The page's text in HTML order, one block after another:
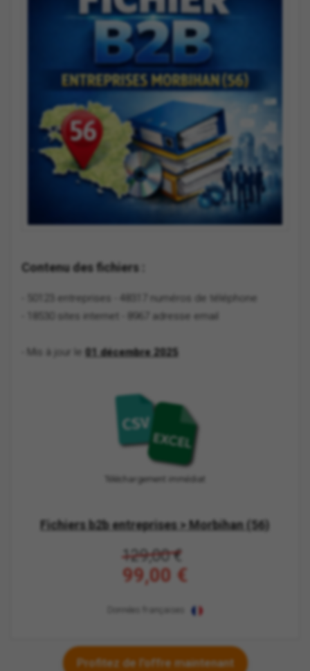
Contenu des fichiers :
- 50123 entreprises
- 48317 numéros de téléphone
- 18530 sites internet
- 8967 adresse email
- Mis à jour le 01 décembre 2025
Téléchargement immédiat
Fichiers b2b entreprises > Morbihan (56)
129,00 €
99,00 €
Profitez de l'offre maintenant